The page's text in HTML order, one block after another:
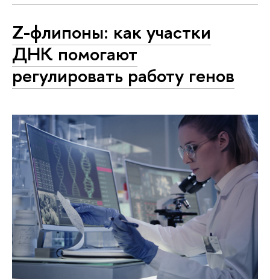
Z-флипоны: как участки
ДНК помогают
регулировать работу генов